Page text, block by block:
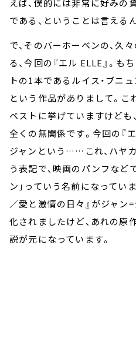
である、ということは言える
で、そのバーホーベンの、久
る、今回の『エル ELLE』。も
トの1本であるルイス・ブニ
という作品がありまして。こ
ベストに挙げていますけども
全くの無関係です。今回の『
ジャンという……これ、ハヤ
う表記で、映画のパンフなど
ン」っていう名前になってい
／愛と激情の日々』がジャン
化されましたけど、あれの原
説が元になっています。